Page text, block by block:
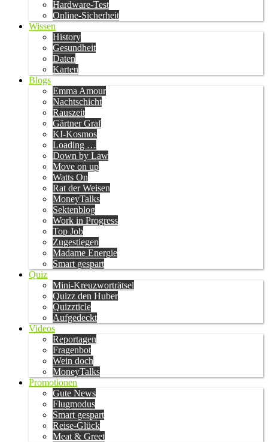
Hardware-Test
Online-Sicherheit
Wissen
History
Gesundheit
Daten
Karten
Blogs
Emma Amour
Nachtschicht
Rauszeit
Gärtner Graf
KI-Kosmos
Loading …
Down by Law
Move on up
Watts On
Rat der Weisen
MoneyTalks
Sektenblog
Work in Progress
Top Job
Zugestiegen
Madame Energie
Smart gespart
Quiz
Mini-Kreuzworträtsel
Quizz den Huber
Quizzticle
Aufgedeckt
Videos
Reportagen
Fragenbot
Wein doch
MoneyTalks
Promotionen
Gute News
Flugmodus
Smart gespart
Reise-Glück
Meat & Greet